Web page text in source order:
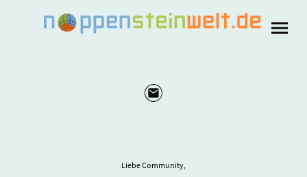
Liebe Community,